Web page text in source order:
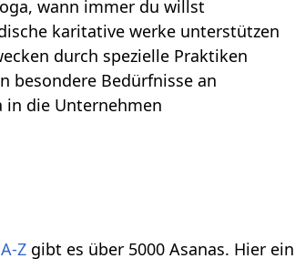
wann immer du willst
karitative werke unterstützen
durch spezielle Praktiken
besondere Bedürfnisse an
in die Unternehmen
Z gibt es über 5000 Asanas. Hier